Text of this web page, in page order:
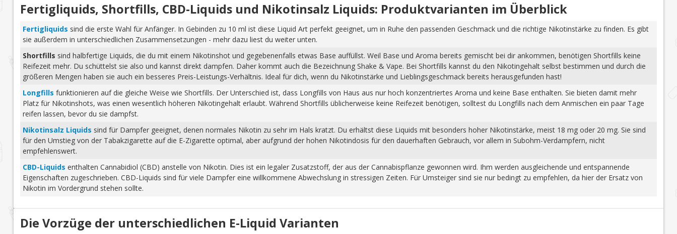
Fertigliquids, Shortfills, CBD-Liquids und Nikotinsalz Liquids: Produktvarianten im Überblick
Fertigliquids sind die erste Wahl für Anfänger. In Gebinden zu 10 ml ist diese Liquid Art perfekt geeignet, um in Ruhe den passenden Geschmack und die richtige Nikotinstärke zu finden. Es gibt
sie außerdem in unterschiedlichen Zusammensetzungen - mehr dazu liest du weiter unten.
Shortfills sind halbfertige Liquids, die du mit einem Nikotinshot und gegebenenfalls etwas Base auffüllst. Weil Base und Aroma bereits gemischt bei dir ankommen, benötigen Shortfills keine
Reifezeit mehr. Du schüttelst sie also und kannst direkt dampfen. Daher kommt auch die Bezeichnung Shake & Vape. Bei Shortfills kannst du den Nikotingehalt selbst bestimmen und durch die
größeren Mengen haben sie auch ein besseres Preis-Leistungs-Verhältnis. Ideal für dich, wenn du Nikotinstärke und Lieblingsgeschmack bereits herausgefunden hast!
Longfills funktionieren auf die gleiche Weise wie Shortfills. Der Unterschied ist, dass Longfills von Haus aus nur hoch konzentriertes Aroma und keine Base enthalten. Sie bieten damit mehr
Platz für Nikotinshots, was einen wesentlich höheren Nikotingehalt erlaubt. Während Shortfills üblicherweise keine Reifezeit benötigen, solltest du Longfills nach dem Anmischen ein paar Tage
reifen lassen, bevor du sie dampfst.
Nikotinsalz Liquids sind für Dampfer geeignet, denen normales Nikotin zu sehr im Hals kratzt. Du erhältst diese Liquids mit besonders hoher Nikotinstärke, meist 18 mg oder 20 mg. Sie sind
für den Umstieg von der Tabakzigarette auf die E-Zigarette optimal, aber aufgrund der hohen Nikotindosis für den dauerhaften Gebrauch, vor allem in Subohm-Verdampfern, nicht
empfehlenswert.
CBD-Liquids enthalten Cannabidiol (CBD) anstelle von Nikotin. Dies ist ein legaler Zusatzstoff, der aus der Cannabispflanze gewonnen wird. Ihm werden ausgleichende und entspannende
Eigenschaften zugeschrieben. CBD-Liquids sind für viele Dampfer eine willkommene Abwechslung in stressigen Zeiten. Für Umsteiger sind sie nur bedingt zu empfehlen, da hier der Ersatz von
Nikotin im Vordergrund stehen sollte.
Die Vorzüge der unterschiedlichen E-Liquid Varianten